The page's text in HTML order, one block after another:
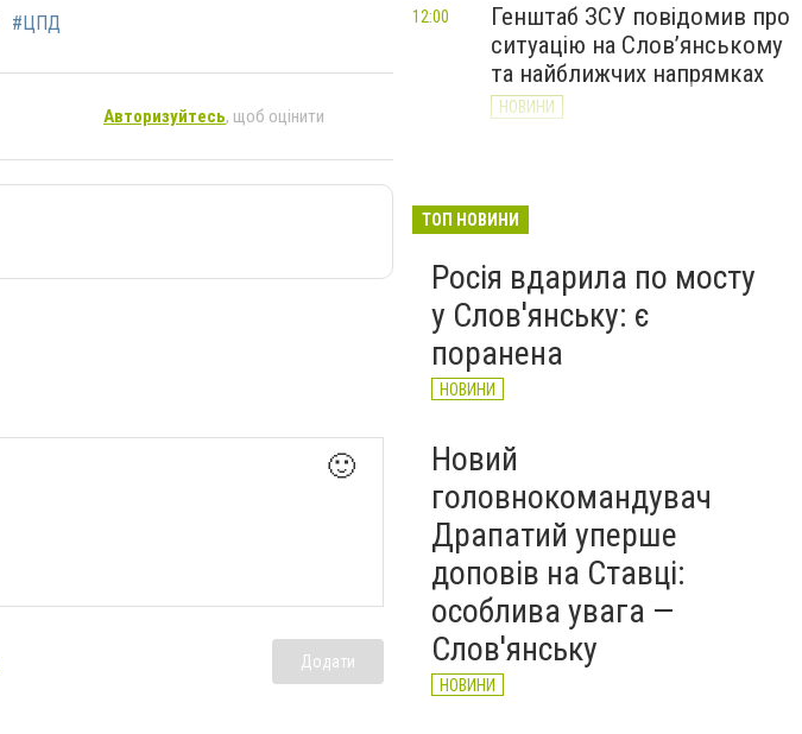
#ЦПД
Авторизуйтесь, щоб оцінити
🙂
Додати
Генштаб ЗСУ повідомив про
ситуацію на Слов’янському
та найближчих напрямках
НОВИНИ
12:00
великої війни: 7 серпня
ТОП НОВИНИ
Росія вдарила по мосту
у Слов'янську: є
поранена
НОВИНИ
Новий
головнокомандувач
Драпатий уперше
доповів на Ставці:
особлива увага —
Слов'янську
НОВИНИ